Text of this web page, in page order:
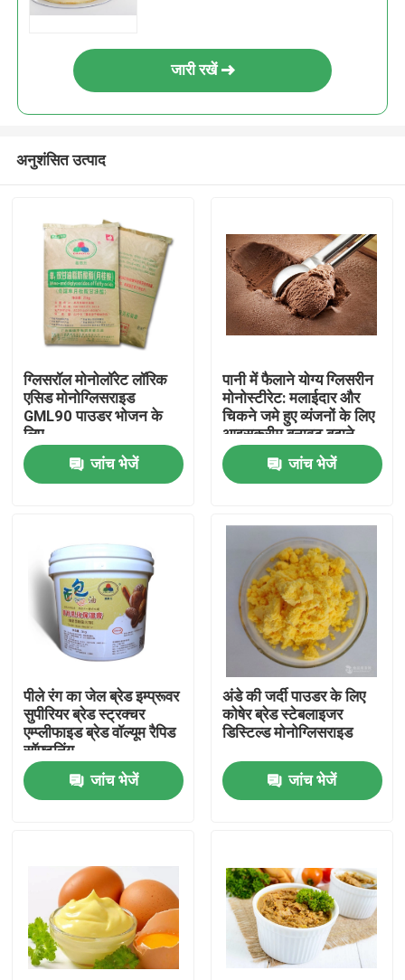
वीडियो
वीआर शो
हमारे बारे में
कारखाना भ्रमण
गुणवत्ता नियंत्रण
समाचार
एक उद्धरण का अनुरोध करें
जारी रखें
अनुशंसित उत्पाद
ग्लिसरॉल मोनोलॉरेट लॉरिक
एसिड मोनोग्लिसराइड
GML90 पाउडर भोजन के
लिए
जांच भेजें
पानी में फैलाने योग्य ग्लिसरीन
मोनोस्टीरेट: मलाईदार और
चिकने जमे हुए व्यंजनों के लिए
आइसक्रीम बनावट बढ़ाने
वाला
जांच भेजें
पीले रंग का जेल ब्रेड इम्प्रूवर
सुपीरियर ब्रेड स्ट्रक्चर
एम्प्लीफाइड ब्रेड वॉल्यूम रैपिड
सॉफ्टनिंग
जांच भेजें
अंडे की जर्दी पाउडर के लिए
कोषेर ब्रेड स्टेबलाइजर
डिस्टिल्ड मोनोग्लिसराइड
जांच भेजें